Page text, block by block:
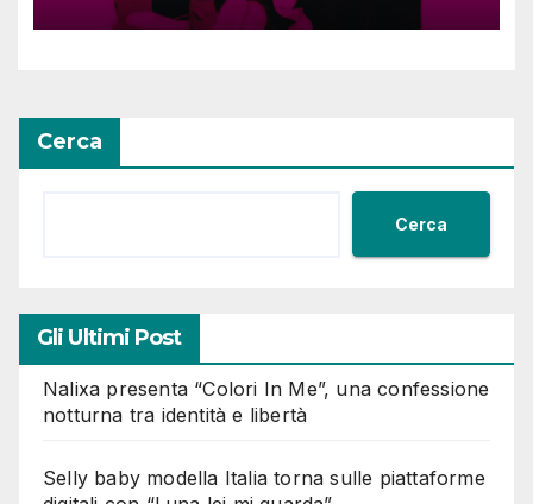
Cerca
Cerca
Gli Ultimi Post
Nalixa presenta “Colori In Me”, una confessione
notturna tra identità e libertà
Selly baby modella Italia torna sulle piattaforme